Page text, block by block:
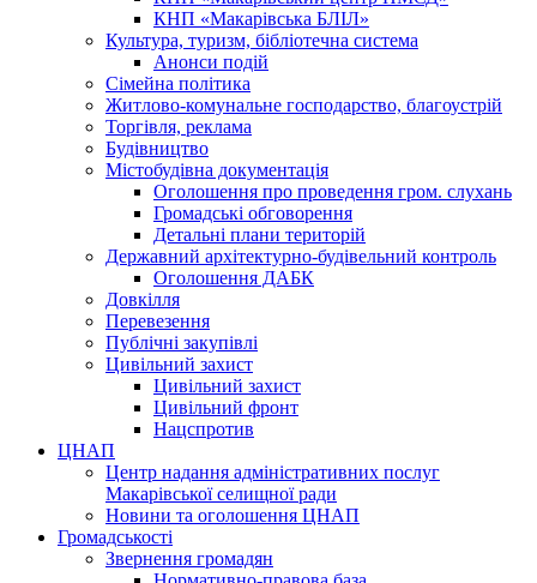
КНП «Макарівська БЛІЛ»
Культура, туризм, бібліотечна система
Анонси подій
Сімейна політика
Житлово-комунальне господарство, благоустрій
Торгівля, реклама
Будівництво
Містобудівна документація
Оголошення про проведення гром. слухань
Громадські обговорення
Детальні плани територій
Державний архітектурно-будівельний контроль
Оголошення ДАБК
Довкілля
Перевезення
Публічні закупівлі
Цивільний захист
Цивільний захист
Цивільний фронт
Нацспротив
ЦНАП
Центр надання адміністративних послуг
Макарівської селищної ради
Новини та оголошення ЦНАП
Громадськості
Звернення громадян